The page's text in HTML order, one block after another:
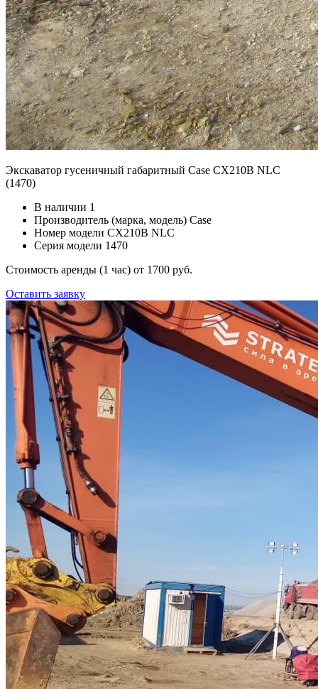
Экскаватор гусеничный габаритный Case CX210B NLC
(1470)
В наличии 1
Производитель (марка, модель) Case
Номер модели CX210B NLC
Серия модели 1470
Стоимость аренды (1 час) от 1700 руб.
Оставить заявку